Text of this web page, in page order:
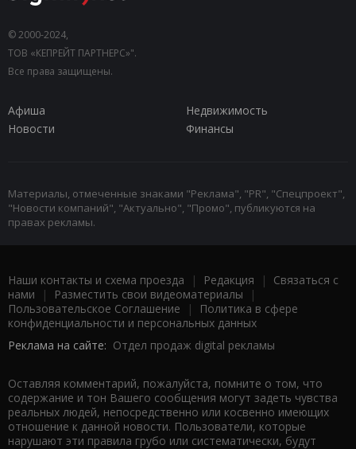
© 2000-2024,
ТОВ «КЕПРЕЙТ ПАРТНЕРС»".
Все права защищены.
Афиша
Недвижимость
Новости
Финансы
Материалы, отмеченные знаками "Реклама", "PR", "Спецпроект",
"Новости компаний", "Актуально", "Промо", публикуются на
правах рекламы.
Наши контакты и схема проезда | Редакция | Связаться с
нами | Разместить свои видеоматериалы |
Пользовательское Соглашение |
Политика в сфере
конфиденциальности и персональных данных
Реклама на сайте: Отдел продаж digital рекламы
Оставляя комментарий, пожалуйста, помните о том, что
содержание и тон Вашего сообщения могут задеть чувства
реальных людей, непосредственно или косвенно имеющих
отношение к данной новости. Пользователи, которые
нарушают эти правила грубо или систематически, будут